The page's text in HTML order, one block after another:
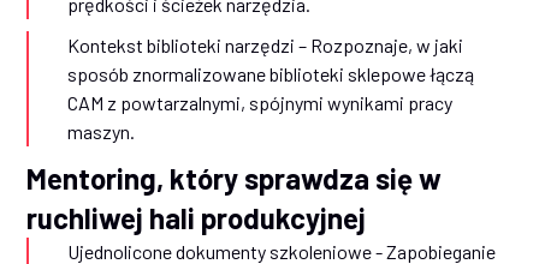
Kontekst biblioteki narzędzi – Rozpoznaje, w jaki
sposób znormalizowane biblioteki sklepowe łączą
CAM z powtarzalnymi, spójnymi wynikami pracy
maszyn.
Mentoring, który sprawdza się w
ruchliwej hali produkcyjnej
Ujednolicone dokumenty szkoleniowe - Zapobieganie